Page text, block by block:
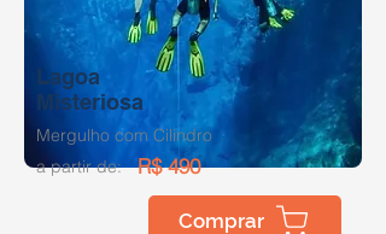
Lagoa
Misteriosa
Mergulho com Cilindro
Comprar
a partir de: R$ 490